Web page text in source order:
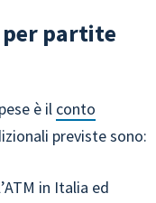
partite
è il conto
previste sono:
in Italia ed